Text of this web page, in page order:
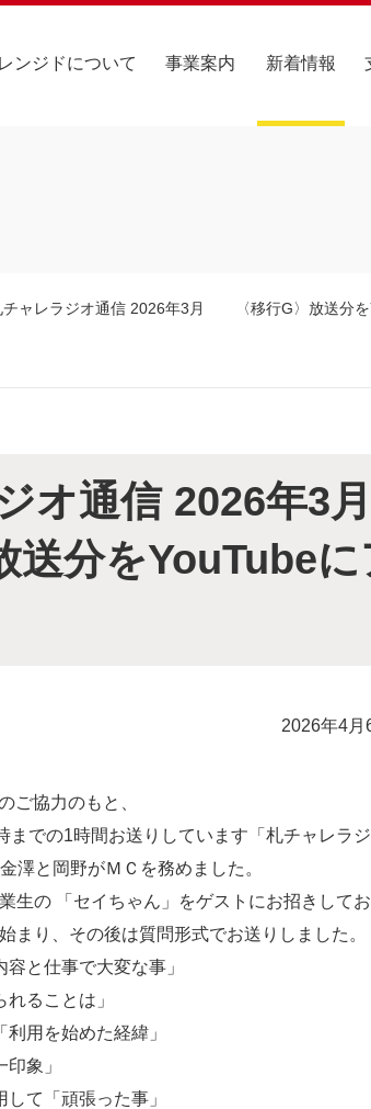
ンジドについて 事業案内 新着情報
チャレラジオ通信 2026年3月 〈移行G〉放送分を
ジオ通信 2026
送分をYouTube
2026年4月
ご協力のもと、
までの1時間お送りしています「札チャレラ
澤と岡野がＭＣを務めました。
生の 「セイちゃん」をゲストにお招きして
まり、その後は質問形式でお送りしました。
と仕事で大変な事」
ることは」
用を始めた経緯」
象」
て「頑張った事」